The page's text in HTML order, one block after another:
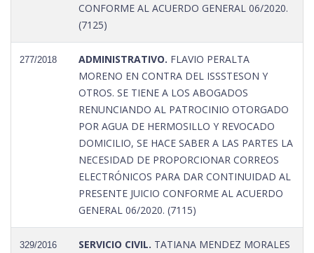
CONFORME AL ACUERDO GENERAL 06/2020.
(7125)
277/2018 ADMINISTRATIVO. FLAVIO PERALTA
MORENO EN CONTRA DEL ISSSTESON Y
OTROS. SE TIENE A LOS ABOGADOS
RENUNCIANDO AL PATROCINIO OTORGADO
POR AGUA DE HERMOSILLO Y REVOCADO
DOMICILIO, SE HACE SABER A LAS PARTES LA
NECESIDAD DE PROPORCIONAR CORREOS
ELECTRÓNICOS PARA DAR CONTINUIDAD AL
PRESENTE JUICIO CONFORME AL ACUERDO
GENERAL 06/2020. (7115)
329/2016 SERVICIO CIVIL. TATIANA MENDEZ MORALES